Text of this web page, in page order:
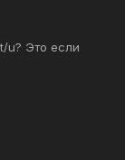
u? Это если